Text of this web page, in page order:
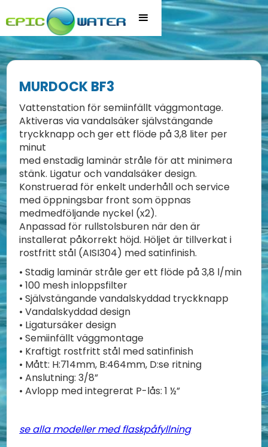
MURDOCK BF3
Vattenstation för semiinfällt väggmontage.
Aktiveras via vandalsäker självstängande
tryckknapp och ger ett flöde på 3,8 liter per
minut
med enstadig laminär stråle för att minimera
stänk. Ligatur och vandalsäker design.
Konstruerad för enkelt underhåll och service
med öppningsbar front som öppnas
medmedföljande nyckel (x2).
Anpassad för rullstolsburen när den är
installerat påkorrekt höjd. Höljet är tillverkat i
rostfritt stål (AISI304) med satinfinish.
• Stadig laminär stråle ger ett flöde på 3,8 l/min
• 100 mesh inloppsfilter
• Självstängande vandalskyddad tryckknapp
• Vandalskyddad design
• Ligatursäker design
• Semiinfällt väggmontage
• Kraftigt rostfritt stål med satinfinish
• Mått: H:714mm, B:464mm, D:se ritning
• Anslutning: 3/8”
• Avlopp med integrerat P-lås: 1 ½”
se alla modeller med flaskpåfyllning